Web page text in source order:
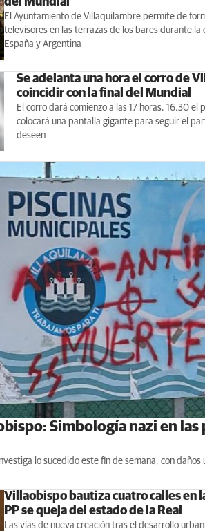
El Ayuntamiento de Villaquilambre permite de
televisores en las terrazas de los bares durante
España y Argentina
Se adelanta una hora el corro de
coincidir con la final del Mundial
El corro dará comienzo a las 17 horas, 16.30 el
colocará una pantalla gigante para seguir el
deseen
Simbología nazi en las
lo sucedido este fin de semana, con daños
Villaobispo bautiza cuatro calles en
PP se queja del estado de la Real
Las vías de nueva creación tras el desarrollo